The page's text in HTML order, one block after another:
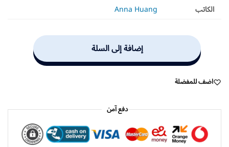
الكاتب Anna Huang
إضافة إلى السلة
اضف للمفضلة
دفع آمن